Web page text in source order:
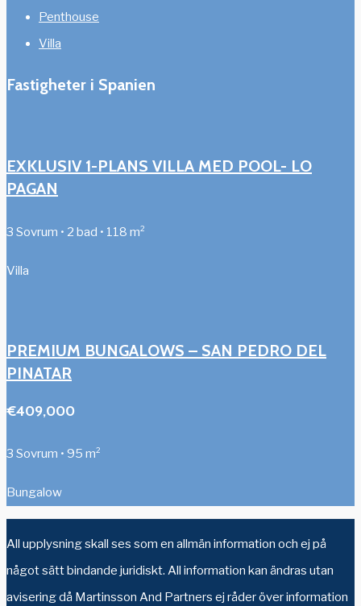
Penthouse
Villa
Fastigheter i Spanien
EXKLUSIV 1-PLANS VILLA MED POOL- LO
PAGAN
3 Sovrum • 2 bad • 118 m²
Villa
PREMIUM BUNGALOWS – SAN PEDRO DEL
PINATAR
€409,000
3 Sovrum • 95 m²
Bungalow
All upplysning skall ses som en allmän information och ej på
något sätt bindande juridiskt. All information kan ändras utan
avisering då Martinsson And Partners ej råder över information